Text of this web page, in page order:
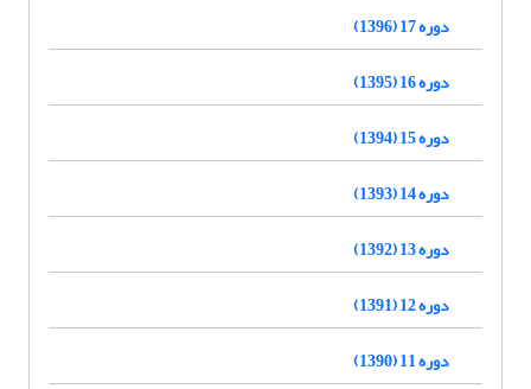
دوره 17 (1396)
دوره 16 (1395)
دوره 15 (1394)
دوره 14 (1393)
دوره 13 (1392)
دوره 12 (1391)
دوره 11 (1390)